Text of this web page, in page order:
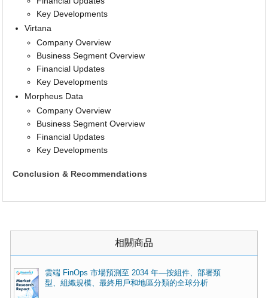
Key Developments
Virtana
Company Overview
Business Segment Overview
Financial Updates
Key Developments
Morpheus Data
Company Overview
Business Segment Overview
Financial Updates
Key Developments
Conclusion & Recommendations
相關商品
雲端 FinOps 市場預測至 2034 年—按組件、部署類
型、組織規模、最終用戶和地區分類的全球分析